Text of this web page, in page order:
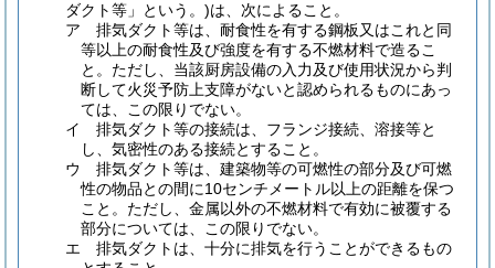
ダクト等」という。)は、次によること。
ア
排気ダクト等は、耐食性を有する鋼板又はこれと同
等以上の耐食性及び強度を有する不燃材料で造るこ
と。 ただし、当該厨房設備の入力及び使用状況から判
断して火災予防上支障がないと認められるものにあっ
ては、この限りでない。
イ
排気ダクト等の接続は、フランジ接続、溶接等と
し、気密性のある接続とすること。
ウ
排気ダクト等は、建築物等の可燃性の部分及び可燃
性の物品との間に10センチメートル以上の距離を保つ
こと。 ただし、金属以外の不燃材料で有効に被覆する
部分については、この限りでない。
エ
排気ダクトは、十分に排気を行うことができるもの